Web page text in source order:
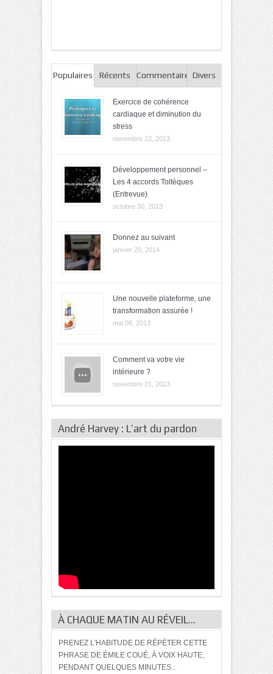
Populaires Récents CommentairesDivers
Exercice de cohérence
cardiaque et diminution du
stress
novembre 22, 2013
Développement personnel –
Les 4 accords Toltèques
(Entrevue)
octobre 30, 2013
Donnez au suivant
janvier 29, 2014
Une nouvelle plateforme, une
transformation assurée !
mai 08, 2013
Comment va votre vie
intérieure ?
novembre 21, 2013
André Harvey : L’art du pardon
À CHAQUE MATIN AU RÉVEIL…
PRENEZ L'HABITUDE DE RÉPÉTER CETTE
PHRASE DE ÉMILE COUÉ, À VOIX HAUTE,
PENDANT QUELQUES MINUTES...